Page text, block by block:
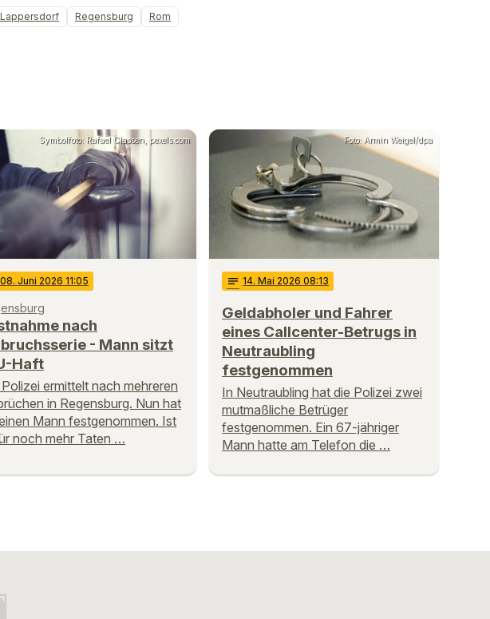
Lappersdorf Regensburg Rom
Symbolfoto: Rafael Classen, pexels.com
08. Juni 2026 11:05
nach
- Mann sitzt
Haft
ermittelt nach mehreren
in Regensburg. Nun hat
Mann festgenommen. Ist
noch mehr Taten …
Foto: Armin Weigel/dpa
notes 14. Mai 2026 08:13
Geldabholer und Fahrer
eines Callcenter-Betrugs in
Neutraubling
festgenommen
In Neutraubling hat die Polizei zwei
mutmaßliche Betrüger
festgenommen. Ein 67-jähriger
Mann hatte am Telefon die …